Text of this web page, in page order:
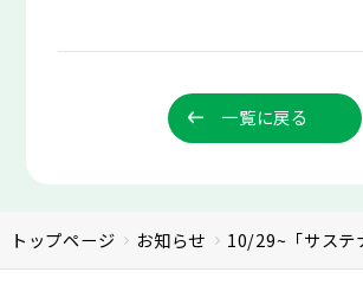
一覧に戻る
トップページ お知らせ 10/29~「サステ